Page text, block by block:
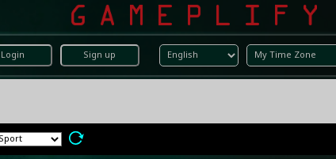
Login Sign up